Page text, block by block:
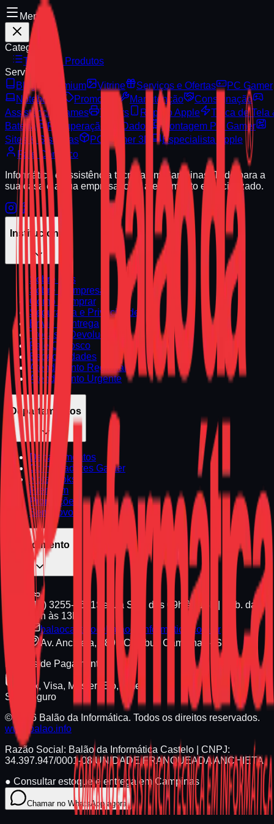
Menu
Categorias
Todos os Produtos
Serviços
Blog
Premium Vitrine Serviços e Ofertas
PC Gamer
Notebooks
Promoção Manutenção
Consignação
Assistência Games
Toners Reparo Apple
Troca de Tela
Bateria
Recuperação de Dados
Montagem PC Gamer
Sites & Sistemas
PC Gamer 3D
Especialista Apple
Fale Conosco
Informática e assistência técnica em Campinas. Tudo para a
sua casa e a sua empresa, com atendimento especializado.
Institucional
Sobre Nós
Sobre a Empresa
Como Comprar
Segurança e Privacidade
Envio e Entrega
Trocas e Devoluções
Fale Conosco
Especialidades
Atendimento Regional
Atendimento Urgente
Departamentos
Departamentos
Computadores Gamer
Notebooks
Premium
Promoções
Seminovos
Atendimento
(19) 3255-1661Seg. a Sex. das 09h às 18h | Sáb. das
09h às 13h
balaocastelo@balaodainformatica.com.br
Av. Anchieta, 789 - Cambuí, Campinas - SP
Formas de Pagamento
Pix, Visa, Master, Elo, Amex
Site Seguro
© 2026 Balão da Informática. Todos os direitos reservados.
www.balao.info
Razão Social: Balão da Informática Castelo | CNPJ:
34.397.947/0001-08UNIDADE FRANQUEADA ANCHIETA
● Consultar estoque e entrega em Campinas
Chamar no WhatsApp agora